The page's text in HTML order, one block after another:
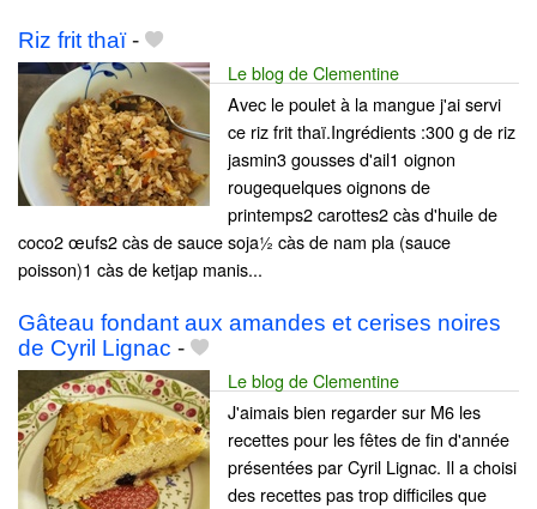
Riz frit thaï-
Le blog de Clementine
Avec le poulet à la mangue j'ai servi
ce riz frit thaï.Ingrédients :300 g de riz
jasmin3 gousses d'ail1 oignon
rougequelques oignons de
printemps2 carottes2 càs d'huile de
coco2 œufs2 càs de sauce soja½ càs de nam pla (sauce
poisson)1 càs de ketjap manis...
Gâteau fondant aux amandes et cerises noires
de Cyril Lignac -
Le blog de Clementine
J'aimais bien regarder sur M6 les
recettes pour les fêtes de fin d'année
présentées par Cyril Lignac. Il a choisi
des recettes pas trop difficiles que